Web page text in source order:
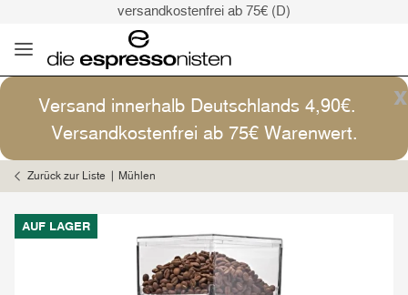
versandkostenfrei ab 75€ (D)
Versand: 4,90€ (D)
versandkostenfrei ab 75€ (D)
Kaffee ist Kunst
x
Versand innerhalb Deutschlands 4,90€.
Versandkostenfrei ab 75€ Warenwert.
Zurück zur Liste Mühlen
AUF LAGER